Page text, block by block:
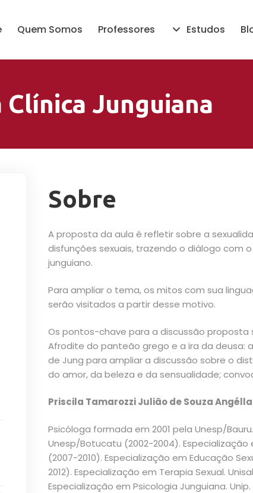
Quem Somos Professores Estudos
Junguiana
Sobre
A proposta da aula é refletir sobre a
disfunções sexuais, trazendo o diálogo com
junguiano.
Para ampliar o tema, os mitos com sua
serão visitados a partir desse motivo.
Os pontos-chave para a discussão proposta
Afrodite do panteão grego e a ira da deusa:
de Jung para ampliar a discussão sobre o
do amor, da beleza e da sensualidade;
Priscila Tamarozzi Julião de Souza Angélla
Psicóloga formada em 2001 pela Unesp/
Unesp/Botucatu (2002-2004).
(2007-2010). Especialização em Educação
2012). Especialização em Terapia Sexual.
Especialização em Psicologia Junguiana.